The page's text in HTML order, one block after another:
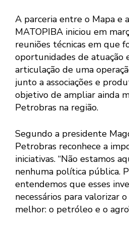
A parceria entre o Mapa e
MATOPIBA iniciou em
reuniões técnicas em que
oportunidades de atuação
articulação de uma
junto a associações e
objetivo de ampliar ainda
Petrobras na região.
Segundo a presidente
Petrobras reconhece a
iniciativas. “Não estamos
nenhuma política pública.
entendemos que esses
necessários para valorizar
melhor: o petróleo e o